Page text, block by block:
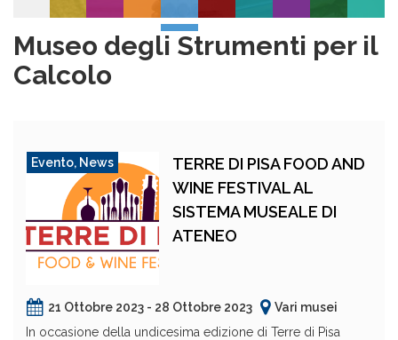
Museo degli Strumenti per il
Calcolo
Evento, News
TERRE DI PISA FOOD AND
WINE FESTIVAL AL
SISTEMA MUSEALE DI
ATENEO
21 Ottobre 2023 - 28 Ottobre 2023
Vari musei
In occasione della undicesima edizione di Terre di Pisa